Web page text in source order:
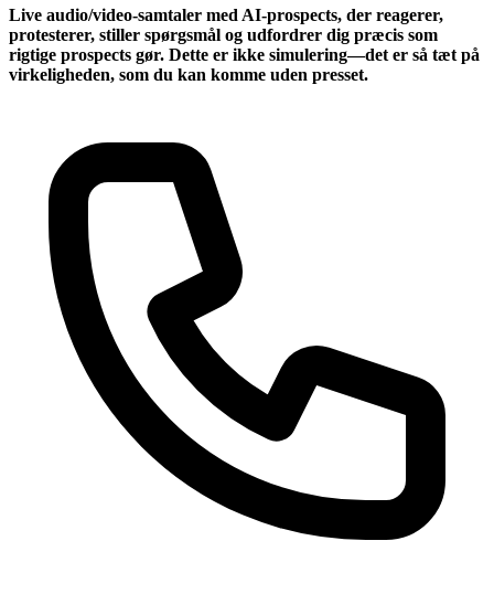
Live audio/video-samtaler med AI-prospects, der reagerer,
protesterer, stiller spørgsmål og udfordrer dig præcis som
rigtige prospects gør. Dette er ikke simulering—det er så tæt på
virkeligheden, som du kan komme uden presset.